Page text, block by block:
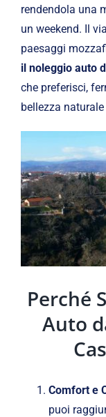
rendendola una
un weekend. Il
paesaggi
il noleggio auto
che preferisci,
bellezza
Perché
Auto
Comfort e
puoi